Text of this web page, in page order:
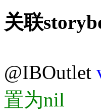
关联
@IBOutlet
置为nil